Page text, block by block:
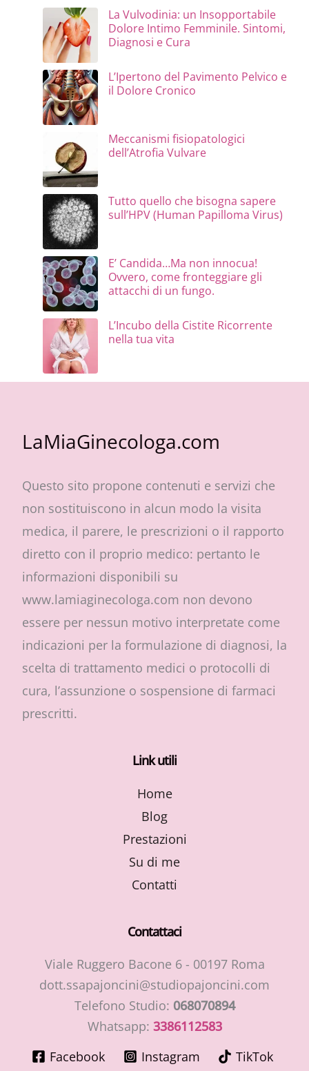
La Vulvodinia: un Insopportabile
Dolore Intimo Femminile. Sintomi,
Diagnosi e Cura
L’Ipertono del Pavimento Pelvico e
il Dolore Cronico
Meccanismi fisiopatologici
dell’Atrofia Vulvare
Tutto quello che bisogna sapere
sull’HPV (Human Papilloma Virus)
E’ Candida…Ma non innocua!
Ovvero, come fronteggiare gli
attacchi di un fungo.
L’Incubo della Cistite Ricorrente
nella tua vita
LaMiaGinecologa.com
Questo sito propone contenuti e servizi che
non sostituiscono in alcun modo la visita
medica, il parere, le prescrizioni o il rapporto
diretto con il proprio medico: pertanto le
informazioni disponibili su
www.lamiaginecologa.com non devono
essere per nessun motivo interpretate come
indicazioni per la formulazione di diagnosi, la
scelta di trattamento medici o protocolli di
cura, l’assunzione o sospensione di farmaci
prescritti.
Link utili
Home
Blog
Prestazioni
Su di me
Contatti
Contattaci
Viale Ruggero Bacone 6 - 00197 Roma
dott.ssapajoncini@studiopajoncini.com
Telefono Studio: 068070894
Whatsapp: 3386112583
Facebook
Instagram
TikTok